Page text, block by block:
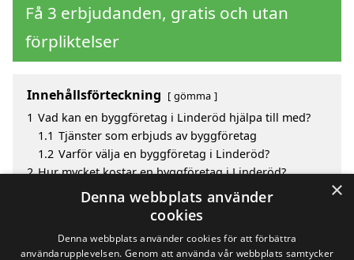
Få 3 erbjudanden, gratis och utan
förpliktelser
Innehållsförteckning gömma
1 Vad kan en byggföretag i Linderöd hjälpa till med?
1.1 Tjänster som erbjuds av byggföretag
1.2 Varför välja en byggföretag i Linderöd?
2 Hur mycket kostar en byggföretag i Linderöd?
Fördelar med att välja byggföretag i Linderöd
Sök efter en skicklig byggföretag i de omgivande
×
Denna webbplats använder
cookies
Denna webbplats använder cookies för att förbättra
användarupplevelsen. Genom att använda vår webbplats samtycker